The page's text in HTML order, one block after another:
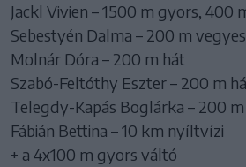
Jackl Vivien – 1500 m gyors, 400
Sebestyén Dalma – 200 m vegyes
Molnár Dóra – 200 m hát
Szabó-Feltóthy Eszter – 200 m
Telegdy-Kapás Boglárka – 200
Fábián Bettina – 10 km nyíltvízi
+ a 4x100 m gyors váltó